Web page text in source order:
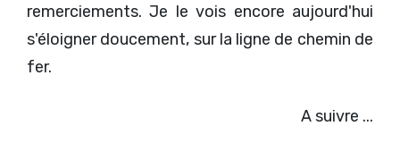
remerciements. Je le vois encore aujourd'hui
s'éloigner doucement, sur la ligne de chemin de
fer.
A suivre ...